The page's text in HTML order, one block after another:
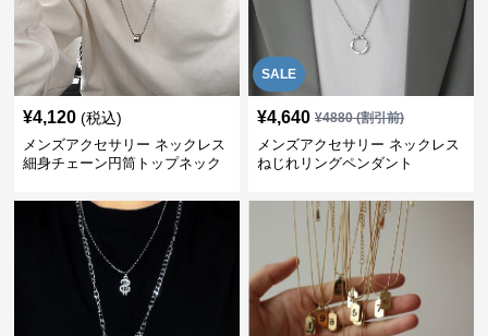
¥4,120 (税込)
メンズアクセサリー ネックレス
細身チェーン円筒トップネック
SALE
¥4,640 ¥4880(割引前)
メンズアクセサリー ネックレス
ねじれリングペンダント